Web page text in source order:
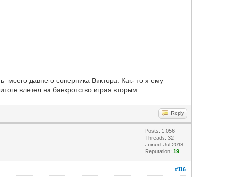
моего давнего соперника Виктора. Как- то я ему
влетел на банкротство играя вторым.
Reply
Posts: 1,056
Threads: 32
Joined: Jul 2018
Reputation:19
#116